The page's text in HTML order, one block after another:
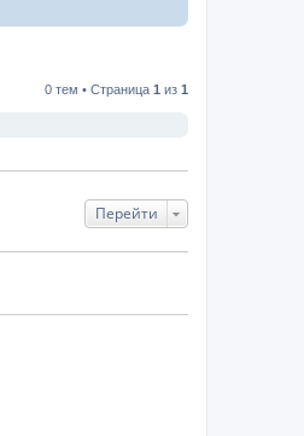
0 тем • Страница 1 из 1
Перейти